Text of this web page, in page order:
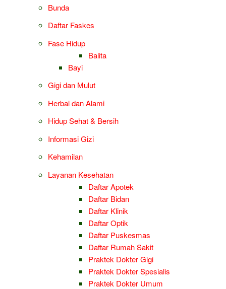
Bunda
Daftar Faskes
Fase Hidup
Balita
Bayi
Gigi dan Mulut
Herbal dan Alami
Hidup Sehat & Bersih
Informasi Gizi
Kehamilan
Layanan Kesehatan
Daftar Apotek
Daftar Bidan
Daftar Klinik
Daftar Optik
Daftar Puskesmas
Daftar Rumah Sakit
Praktek Dokter Gigi
Praktek Dokter Spesialis
Praktek Dokter Umum